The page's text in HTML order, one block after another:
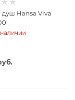
душ Hansa Viva